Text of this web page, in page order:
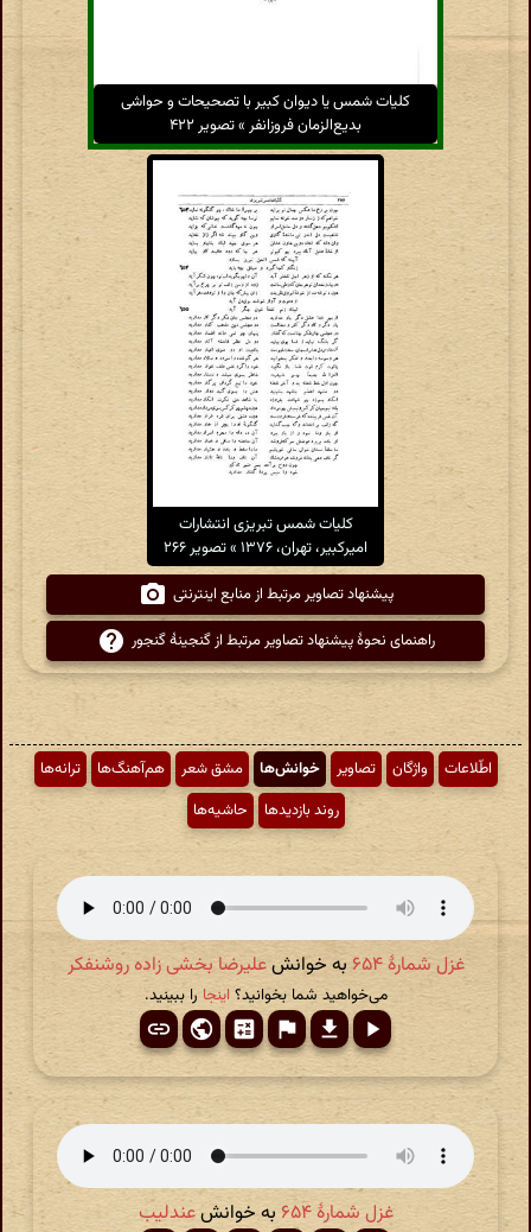
کلیات شمس یا دیوان کبیر با تصحیحات و حواشی
بدیع‌الزمان فروزانفر » تصویر ۴۲۲
کلیات شمس تبریزی انتشارات
امیرکبیر، تهران، ۱۳۷۶ » تصویر ۲۶۶
پیشنهاد تصاویر مرتبط از منابع اینترنتی
راهنمای نحوهٔ پیشنهاد تصاویر مرتبط از گنجینهٔ گنجور
اطّلاعات واژگان تصاویر خوانش‌ها مشق شعر هم‌آهنگ‌ها
ترانه‌ها
روند بازدیدها
حاشیه‌ها
غزل شمارهٔ ۶۵۴ به خوانشعلیرضا بخشی زاده روشنفکر
می‌خواهید شما بخوانید؟ اینجا را ببینید.
غزل شمارهٔ ۶۵۴ به خوانشعندلیب